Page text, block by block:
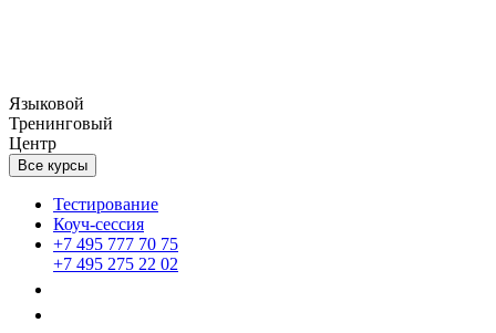
Языковой
Тренинговый
Центр
Все курсы
Тестирование
Коуч-сессия
+7 495 777 70 75
+7 495 275 22 02